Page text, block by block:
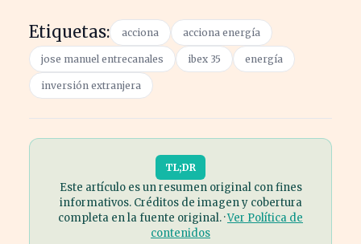
Etiquetas: acciona acciona energía
jose manuel entrecanales ibex 35 energía
inversión extranjera
TL;DR
Este artículo es un resumen original con fines
informativos. Créditos de imagen y cobertura
completa en la fuente original. ·Ver Política de
contenidos